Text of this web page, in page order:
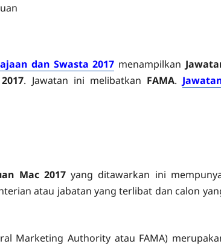
dan Swasta 2017 menampilkan
. Jawatan ini melibatkan FAMA.
Mac 2017yang ditawarkan ini
atau jabatan yang terlibat dan calon
Marketing Authority atau FAMA)